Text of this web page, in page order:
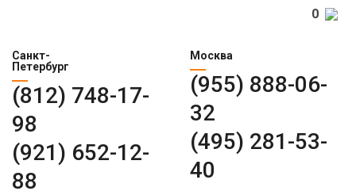
Санкт-
Петербург
(812) 748-17-
98
(921) 652-12-
88
Москва
(955) 888-06-
32
(495) 281-53-
40
0